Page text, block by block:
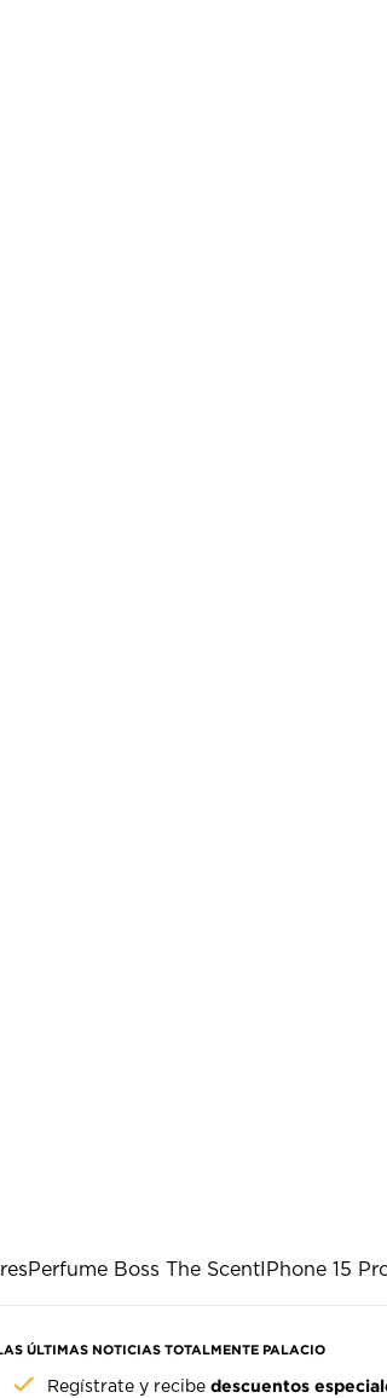
Perfume Boss The Scent IPhone 15
ÚLTIMAS NOTICIAS TOTALMENTE PALACIO
Regístrate y recibedescuentos